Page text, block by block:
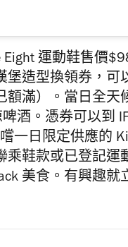
Eight 運動鞋售價
堡造型換領券，可
額滿）。當日全天
酒。憑券可以到
一日限定供應的
乘鞋款或已登記運
美食。 有興趣就